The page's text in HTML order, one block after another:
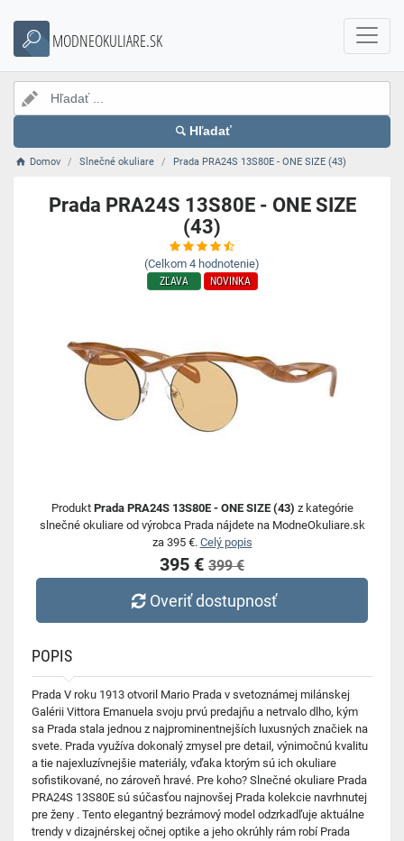
MODNEOKULIARE.SK
Hľadať
Domov Slnečné okuliare Prada PRA24S 13S80E - ONE SIZE (43)
Prada PRA24S 13S80E - ONE SIZE
(43)
(Celkom 4 hodnotenie)
ZĽAVA NOVINKA
Produkt Prada PRA24S 13S80E - ONE SIZE (43) z kategórie
slnečné okuliare od výrobca Prada nájdete na ModneOkuliare.sk
za 395 €. Celý popis
395 € 399 €
Overiť dostupnosť
POPIS
Prada V roku 1913 otvoril Mario Prada v svetoznámej milánskej
Galérii Vittora Emanuela svoju prvú predajňu a netrvalo dlho, kým
sa Prada stala jednou z najprominentnejších luxusných značiek na
svete. Prada využíva dokonalý zmysel pre detail, výnimočnú kvalitu
a tie najexluzívnejšie materiály, vďaka ktorým sú ich okuliare
sofistikované, no zároveň hravé. Pre koho? Slnečné okuliare Prada
PRA24S 13S80E sú súčasťou najnovšej Prada kolekcie navrhnutej
pre ženy . Tento elegantný bezrámový model odzrkadľuje aktuálne
trendy v dizajnérskej očnej optike a jeho okrúhly rám robí Prada